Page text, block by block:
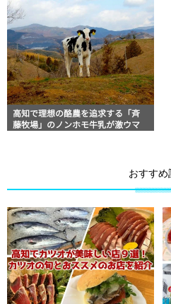
高知で理想の酪農を追求する「斉
藤牧場」のノンホモ牛乳が激ウマ
おすすめ